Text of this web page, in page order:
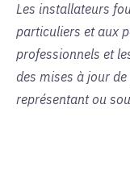
Les installateurs
particuliers et aux
professionnels et
des mises à jour
représentant ou